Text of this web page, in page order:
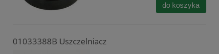
do koszyka
01033388B Uszczelniacz